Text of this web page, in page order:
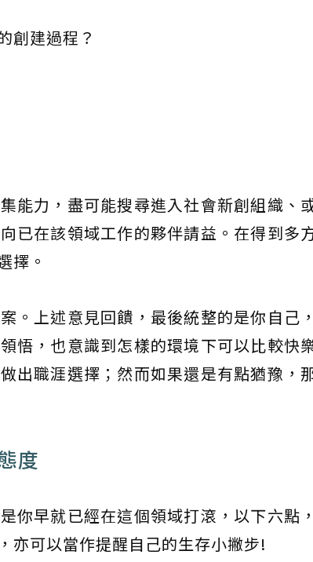
創建過程？
能力，盡可能搜尋進入社會新創組織、
已在該領域工作的夥伴請益。在得到多
擇。
。上述意見回饋，最後統整的是你自己
悟，也意識到怎樣的環境下可以比較快
出職涯選擇；然而如果還是有點猶豫，
度
你早就已經在這個領域打滾，以下六點
亦可以當作提醒自己的生存小撇步!